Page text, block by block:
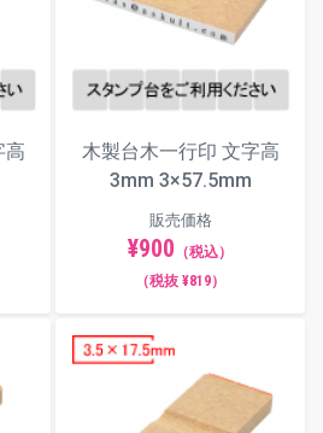
ズ一覧（木製台木
を押すと、当該サイズのページ
（推奨文字数：全角4文
字）
です。画像はヨコ組みですが、タテ組
ています。
高
木製台木一行印 文字高
3mm 3×57.5mm
販売価格
¥900 （税込）
（税抜 ¥819）